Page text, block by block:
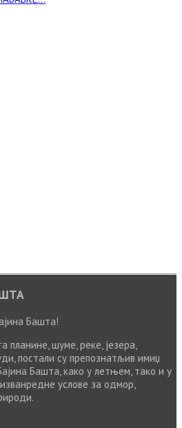
Башта!
планине, шуме, реке, језера,
постали су препознатљив имиџ
Башта, како у летњем, тако и у
услове за одмор,